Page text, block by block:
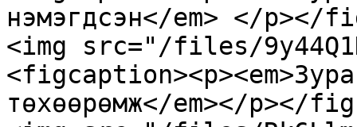
нэмэгдсэн</em> </
<img src="/files/
төхөөрөмж</em></